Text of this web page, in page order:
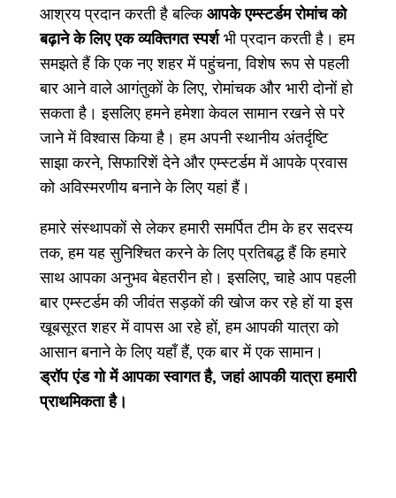
आश्रय प्रदान करती है बल्किआपके एम्स्टर्डम रोमांच को
बढ़ाने के लिए एक व्यक्तिगत स्पर्शभी प्रदान करती है। हम
समझते हैं कि एक नए शहर में पहुंचना, विशेष रूप से पहली
बार आने वाले आगंतुकों के लिए, रोमांचक और भारी दोनों हो
सकता है। इसलिए हमने हमेशा केवल सामान रखने से परे
जाने में विश्वास किया है। हम अपनी स्थानीय अंतर्दृष्टि
साझा करने, सिफारिशें देने और एम्स्टर्डम में आपके प्रवास
को अविस्मरणीय बनाने के लिए यहां हैं।
हमारे संस्थापकों से लेकर हमारी समर्पित टीम के हर सदस्य
तक, हम यह सुनिश्चित करने के लिए प्रतिबद्ध हैं कि हमारे
साथ आपका अनुभव बेहतरीन हो। इसलिए, चाहे आप पहली
बार एम्स्टर्डम की जीवंत सड़कों की खोज कर रहे हों या इस
खूबसूरत शहर में वापस आ रहे हों, हम आपकी यात्रा को
आसान बनाने के लिए यहाँ हैं, एक बार में एक सामान।
ड्रॉप एंड गो में आपका स्वागत है, जहां आपकी यात्रा हमारी
प्राथमिकता है।